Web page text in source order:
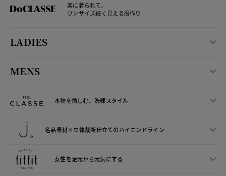
楽に着られて、
ワンサイズ細く見える服作り
LADIES
MENS
本物を愉しむ、洗練スタイル
名品素材×立体裁断仕立てのハイエンドライン
女性を足元から元気にする